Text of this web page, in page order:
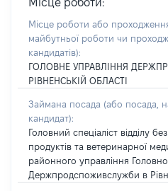
Місце роботи:
Місце роботи або
майбутньої роботи чи
кандидатів):
ГОЛОВНЕ УПРАВЛІННЯ
РІВНЕНСЬКІЙ ОБЛАСТІ
Займана посада (або посада,
кандидат):
Головний спеціаліст відділу
продуктів та ветеринарної
районного управління
Держпродспоживслужби в